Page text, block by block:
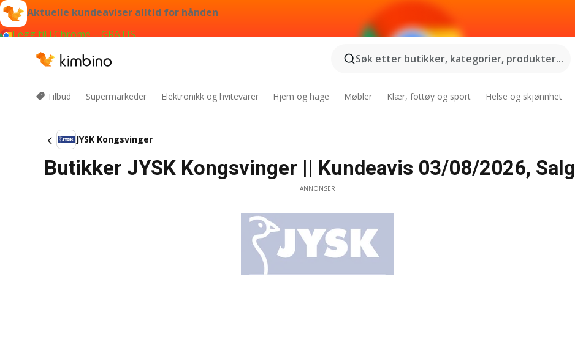
Aktuelle kundeaviser alltid for hånden
Legg til i Chrome – GRATIS
Søk etter butikker, kategorier, produkter...
Tilbud Supermarkeder Elektronikk og hvitevarer Hjem og hage Møbler Klær, fottøy og sport Helse og skjønnhet
JYSK Kongsvinger
Butikker JYSK Kongsvinger || Kundeavis 03/08/2026, Salg
ANNONSER